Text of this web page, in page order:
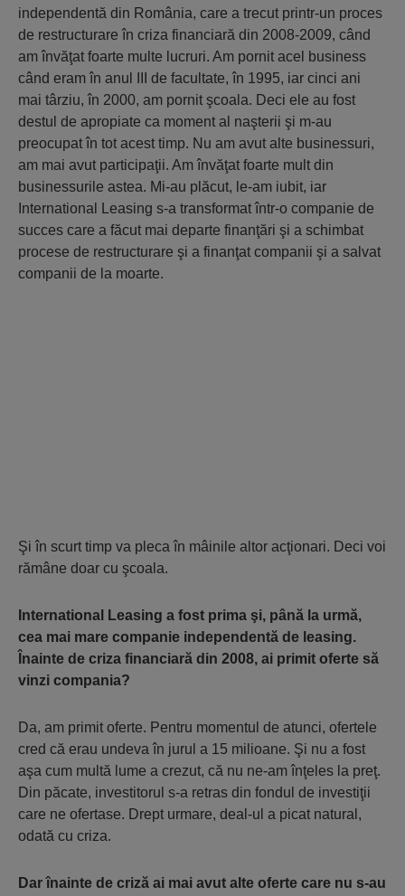
independentă din România, care a trecut printr-un proces
de restructurare în criza financiară din 2008-2009, când
am învăţat foarte multe lucruri. Am pornit acel business
când eram în anul III de facultate, în 1995, iar cinci ani
mai târziu, în 2000, am pornit şcoala. Deci ele au fost
destul de apropiate ca moment al naşterii şi m-au
preocupat în tot acest timp. Nu am avut alte businessuri,
am mai avut participaţii. Am învăţat foarte mult din
businessurile astea. Mi-au plăcut, le-am iubit, iar
International Leasing s-a transformat într-o companie de
succes care a făcut mai departe finanţări şi a schimbat
procese de restructurare şi a finanţat companii şi a salvat
companii de la moarte.
Şi în scurt timp va pleca în mâinile altor acţionari. Deci voi
rămâne doar cu şcoala.
International Leasing a fost prima şi, până la urmă,
cea mai mare companie independentă de leasing.
Înainte de criza financiară din 2008, ai primit oferte să
vinzi compania?
Da, am primit oferte. Pentru momentul de atunci, ofertele
cred că erau undeva în jurul a 15 milioane. Şi nu a fost
aşa cum multă lume a crezut, că nu ne-am înţeles la preţ.
Din păcate, investitorul s-a retras din fondul de investiţii
care ne ofertase. Drept urmare, deal-ul a picat natural,
odată cu criza.
Dar înainte de criză ai mai avut alte oferte care nu s-au